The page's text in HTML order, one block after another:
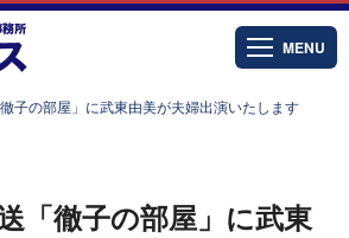
MENU
子の部屋」に武東由美が夫婦出演いたします
「徹子の部屋」に武東